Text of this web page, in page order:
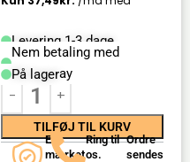
Levering 1-3 dage
Nem betaling med
Mobilepay
På lager
TILFØJ TIL KURV
E-
mærket
Ring til
os.
Ordre
sendes